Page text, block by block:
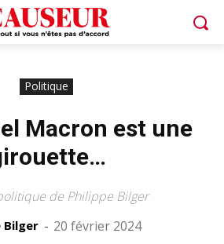
Politique
Macron est une
de Philippe Bilger
Bilger - 20 février 2024